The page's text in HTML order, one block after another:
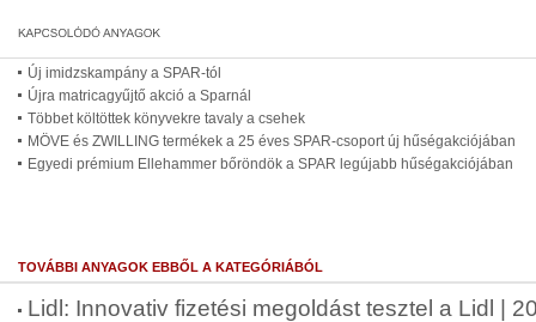
Új imidzskampány a SPAR-tól
Újra matricagyűjtő akció a Sparnál
Többet költöttek könyvekre tavaly a csehek
MÖVE és ZWILLING termékek a 25 éves SPAR-csoport új hűségakciójában
Egyedi prémium Ellehammer bőröndök a SPAR legújabb hűségakciójában
TOVÁBBI ANYAGOK EBBŐL A KATEGÓRIÁBÓL
Lidl: Innovativ fizetési megoldást tesztel a Lidl |